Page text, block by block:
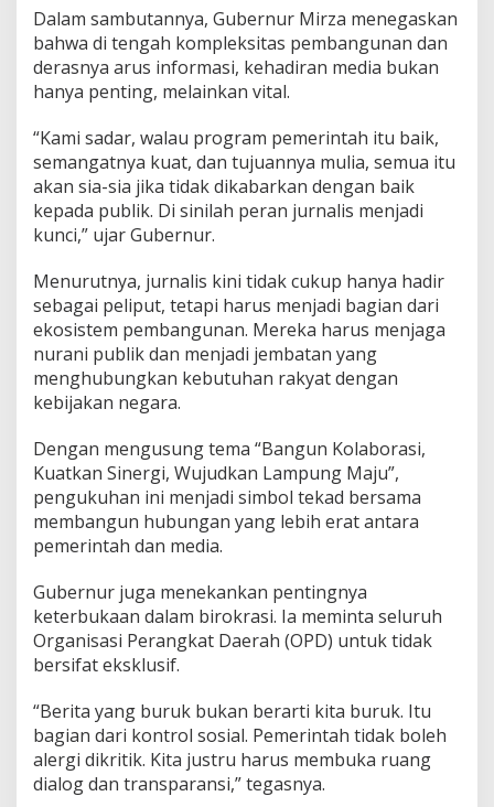
Dalam sambutannya, Gubernur Mirza menegaskan
bahwa di tengah kompleksitas pembangunan dan
derasnya arus informasi, kehadiran media bukan
hanya penting, melainkan vital.
“Kami sadar, walau program pemerintah itu baik,
semangatnya kuat, dan tujuannya mulia, semua itu
akan sia-sia jika tidak dikabarkan dengan baik
kepada publik. Di sinilah peran jurnalis menjadi
kunci,” ujar Gubernur.
Menurutnya, jurnalis kini tidak cukup hanya hadir
sebagai peliput, tetapi harus menjadi bagian dari
ekosistem pembangunan. Mereka harus menjaga
nurani publik dan menjadi jembatan yang
menghubungkan kebutuhan rakyat dengan
kebijakan negara.
Dengan mengusung tema “Bangun Kolaborasi,
Kuatkan Sinergi, Wujudkan Lampung Maju”,
pengukuhan ini menjadi simbol tekad bersama
membangun hubungan yang lebih erat antara
pemerintah dan media.
Gubernur juga menekankan pentingnya
keterbukaan dalam birokrasi. Ia meminta seluruh
Organisasi Perangkat Daerah (OPD) untuk tidak
bersifat eksklusif.
“Berita yang buruk bukan berarti kita buruk. Itu
bagian dari kontrol sosial. Pemerintah tidak boleh
alergi dikritik. Kita justru harus membuka ruang
dialog dan transparansi,” tegasnya.